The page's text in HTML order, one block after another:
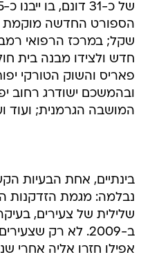
שקל; במרכז הרפואי
חדש ולצידו מבנה בית
פאריס והשוק הטורקי
ובהמשכם ישודרג רחוב
המושבה הגרמנית; ועוד
בינתיים, אחת הבעיות
נבלמה: מגמת הזדקנות
שלילית של צעירים,
ב-2009. לא רק
אפילו חזרו אליה אחרי